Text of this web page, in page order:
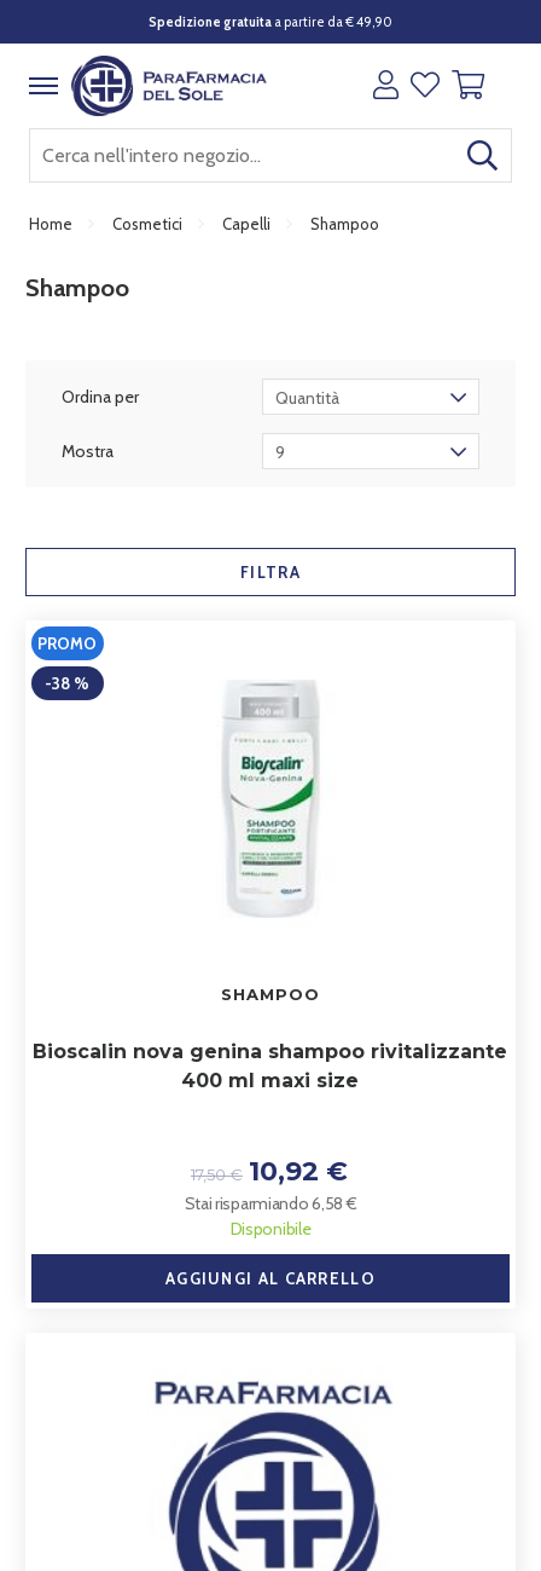
Spedizione gratuitaa partire da € 49,90
Home Cosmetici Capelli Shampoo
Shampoo
Ordina per Quantità
Mostra 9
FILTRA
PROMO
-38 %
SHAMPOO
Bioscalin nova genina shampoo rivitalizzante
400 ml maxi size
17,50 € 10,92 €
Stai risparmiando 6,58 €
Disponibile
AGGIUNGI AL CARRELLO